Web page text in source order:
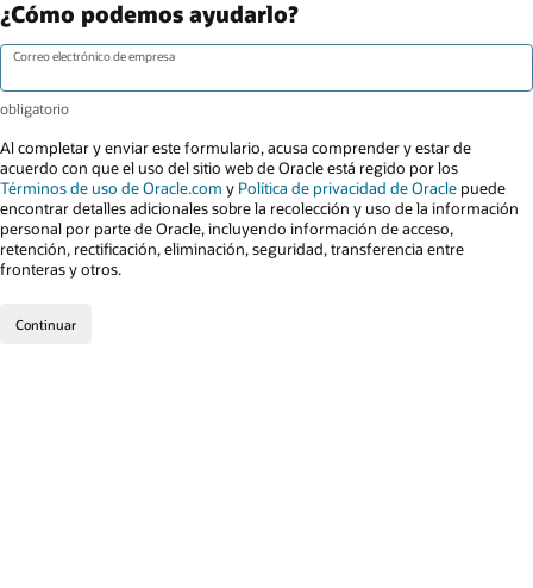
¿Cómo podemos ayudarlo?
Correo electrónico de empresa
Al completar y enviar este formulario, acusa comprender y estar de
acuerdo con que el uso del sitio web de Oracle está regido por los
Términos de uso de Oracle.com y Política de privacidad de Oracle puede
encontrar detalles adicionales sobre la recolección y uso de la información
personal por parte de Oracle, incluyendo información de acceso,
retención, rectificación, eliminación, seguridad, transferencia entre
fronteras y otros.
Continuar